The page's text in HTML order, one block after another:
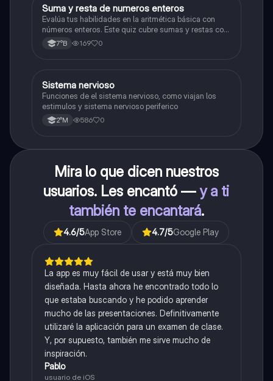
SMatemáticas
Suma y resta de numeros enteros
Evalúa tus habilidades en la aritmética básica con
números enteros. Este quiz cubre sumas y restas con
números positivos y negativos.
7°B 169 0
SBiología
Sistema nervioso
Funciones de el sistema nervioso, como viajan los
estimulos y sistema nervioso periferico
2°M 586 0
Mira lo que dicen nuestros
usuarios. Les encantó —y a ti
también te encantará.
4.6/5App Store 4.7/5Google Play
La app es muy fácil de usar y está muy bien
diseñada. Hasta ahora he encontrado todo lo
que estaba buscando y he podido aprender
mucho de las presentaciones. Definitivamente
utilizaré la aplicación para un examen de clase.
Y, por supuesto, también me sirve mucho de
inspiración.
Pablo
usuario de iOS